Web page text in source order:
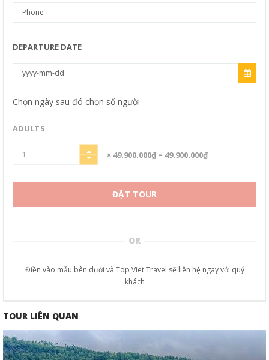
DEPARTURE DATE
Chọn ngày sau đó chọn số người
ADULTS
× 49.900.000₫ = 49.900.000₫
ĐẶT TOUR
OR
Điền vào mẫu bên dưới và Top Viet Travel sẽ liên hệ ngay với quý
khách
TOUR LIÊN QUAN